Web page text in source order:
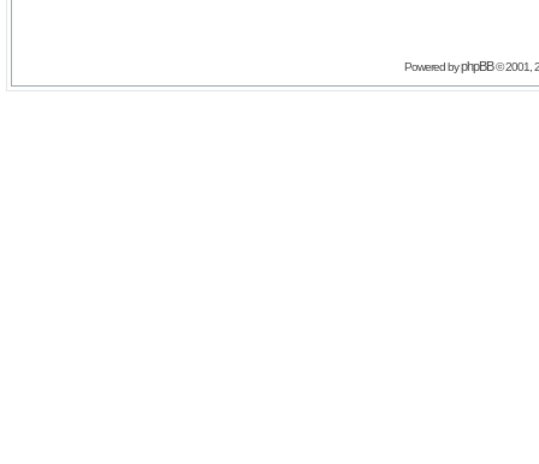
Powered byphpBB© 2001,